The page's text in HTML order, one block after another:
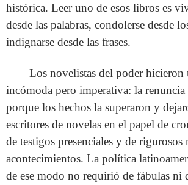
histórica. Leer uno de esos libros es
desde las palabras, condolerse desde
indignarse desde las frases.
Los novelistas del poder hicieron
incómoda pero imperativa: la
porque los hechos la superaron y
escritores de novelas en el papel de
de testigos presenciales y de rigurosos
acontecimientos. La política
de ese modo no requirió de fábulas ni